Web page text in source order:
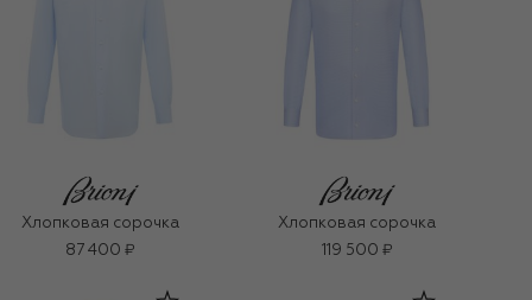
Хлопковая сорочка
87 400 ₽
Хлопковая сорочка
119 500 ₽